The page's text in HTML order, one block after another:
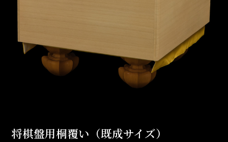
将棋盤用桐覆い（既成サイズ）